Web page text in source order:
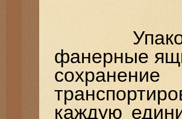
фанерные
каждую